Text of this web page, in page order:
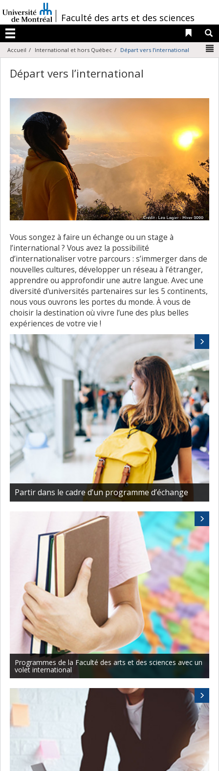
au
contenu
/Faculté des arts et des sciences
Menu
Liens
Accueil International et hors Québec Départ vers l’international
Départ vers l’international
Vous songez à faire un échange ou un stage à
l’international ? Vous avez la possibilité
d’internationaliser votre parcours : s’immerger dans de
nouvelles cultures, développer un réseau à l’étranger,
apprendre ou approfondir une autre langue. Avec une
diversité d'universités partenaires sur les 5 continents,
nous vous ouvrons les portes du monde. À vous de
choisir la destination où vivre l’une des plus belles
expériences de votre vie !
Partir dans le cadre d’un programme d’échange
Programmes de la Faculté des arts et des sciences avec un
volet international